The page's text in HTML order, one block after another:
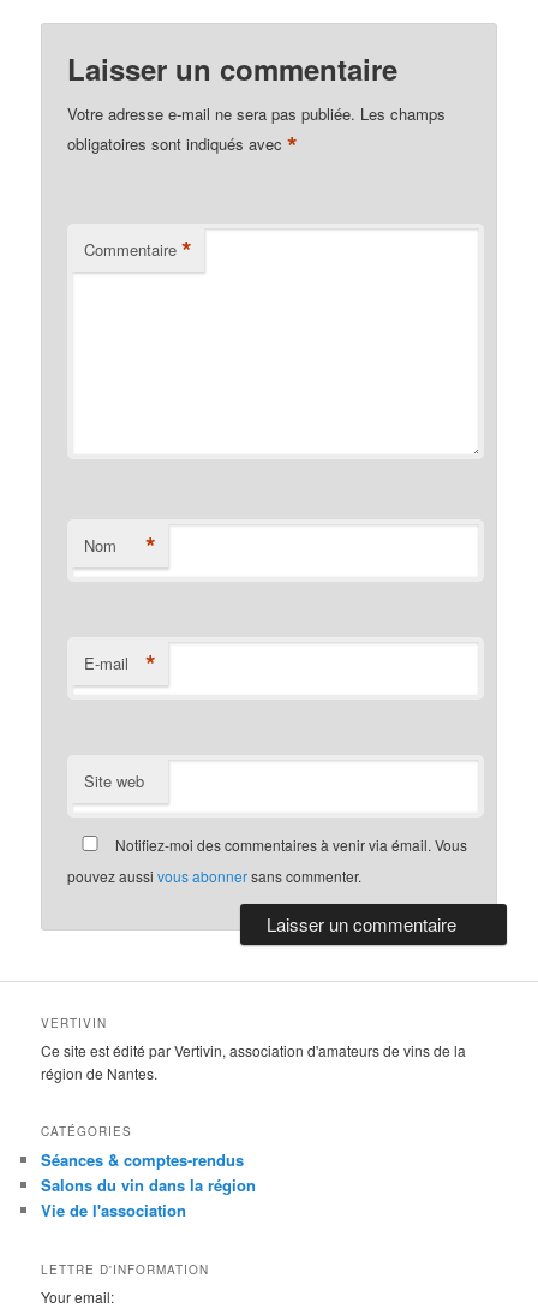
Laisser un commentaire
Votre adresse e-mail ne sera pas publiée. Les champs
obligatoires sont indiqués avec*
Commentaire *
Nom *
E-mail *
Site web
Notifiez-moi des commentaires à venir via émail. Vous
pouvez aussivous abonnersans commenter.
VERTIVIN
Ce site est édité par Vertivin, association d'amateurs de vins de la
région de Nantes.
CATÉGORIES
Séances & comptes-rendus
Salons du vin dans la région
Vie de l'association
LETTRE D'INFORMATION
Your email: